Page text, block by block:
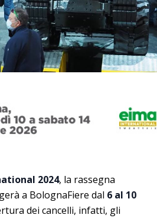
2024, la rassegna
a BolognaFiere dal 6 al 10
dei cancelli, infatti, gli